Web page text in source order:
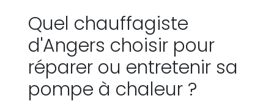
Quel chauffagiste
d'Angers choisir pour
réparer ou entretenir sa
pompe à chaleur ?